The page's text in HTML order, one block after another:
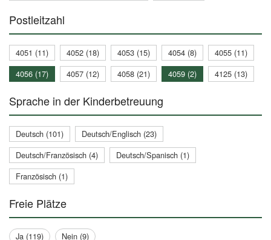
Postleitzahl
4051 (11) 4052 (18) 4053 (15) 4054 (8)
4055 (11)
4056 (17)
4057 (12) 4058 (21) 4059 (2) 4125 (13)
Sprache in der Kinderbetreuung
Deutsch (101)
Deutsch/Englisch (23)
Deutsch/Französisch (4)
Deutsch/Spanisch (1)
Französisch (1)
Freie Plätze
Ja (119) Nein (9)